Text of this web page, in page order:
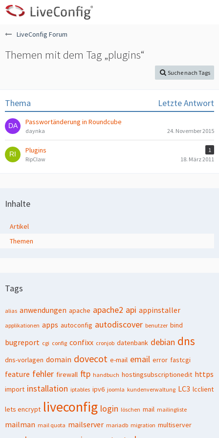
LiveConfig Forum
Themen mit dem Tag „plugins“
Suche nach Tags
Thema Letzte Antwort
Passwortänderung in Roundcube
daynka 24. November 2015
Plugins
1
RipClaw
18. März 2011
Inhalte
Artikel
Themen
Tags
alias anwendungen apache apache2 api appinstaller
applikationen apps autoconfig autodiscover benutzer bind
bugreport cgi config confixx cronjob datenbank debian dns
dns-vorlagen domain dovecot e-mail email error fastcgi
feature fehler firewall ftp handbuch hostingsubscriptionedit https
import installation iptables ipv6 joomla kundenverwaltung LC3 lcclient
lets encrypt liveconfig login löschen mail mailingliste
mailman mail quota mailserver mariadb migration multiserver